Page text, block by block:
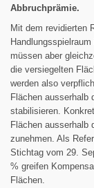
Abbruchprämie.
Mit dem revidierten
müssen aber
die versiegelten
werden also
Flächen ausserhalb
stabilisieren.
Flächen ausserhalb
zunehmen. Als
Stichtag vom 29.
% greifen
Flächen.